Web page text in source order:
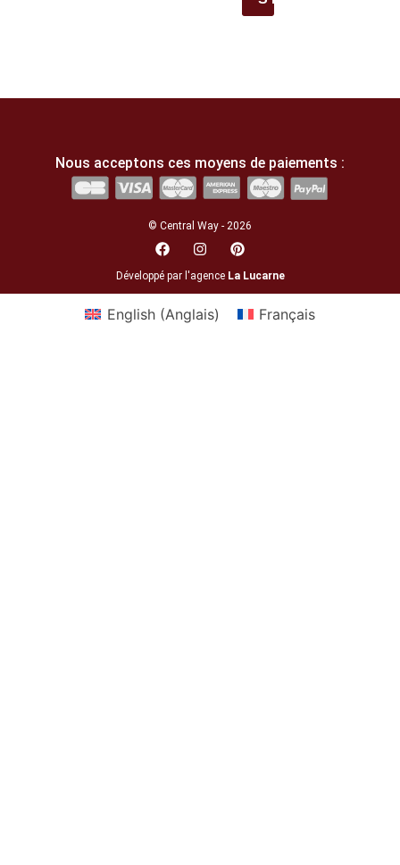
Nous acceptons ces moyens de paiements :
© Central Way - 2026
Développé par l'agence La Lucarne
English(Anglais) Français